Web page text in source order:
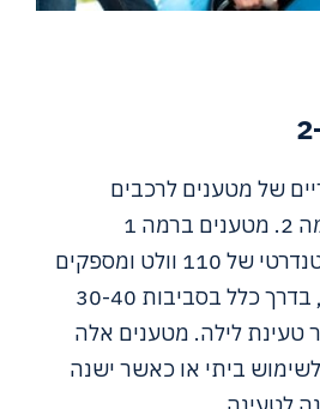
של מטענים לרכבים
חשמליים: רמה 1 ורמה 2. מטענים ברמה 1
משתמשים בשקע סטנדרטי של 110 וולט ומספקים
טעינה איטית יחסית, בדרך כלל בסביבות 30-40
טעינת לילה. מטענים אלה
ביתי או כאשר ישנה